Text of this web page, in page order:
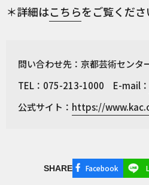
＊詳細はこちらをご覧くださ
問い合わせ先：京都芸術センタ
TEL：075-213-1000 E-mail：
公式サイト： https://
SHARE Facebook